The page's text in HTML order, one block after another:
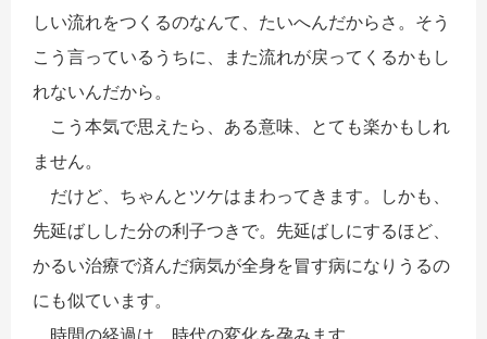
しい流れをつくるのなんて、たいへんだからさ。そう
こう言っているうちに、また流れが戻ってくるかもし
れないんだから。
こう本気で思えたら、ある意味、とても楽かもしれ
ません。
だけど、ちゃんとツケはまわってきます。しかも、
先延ばしした分の利子つきで。先延ばしにするほど、
かるい治療で済んだ病気が全身を冒す病になりうるの
にも似ています。